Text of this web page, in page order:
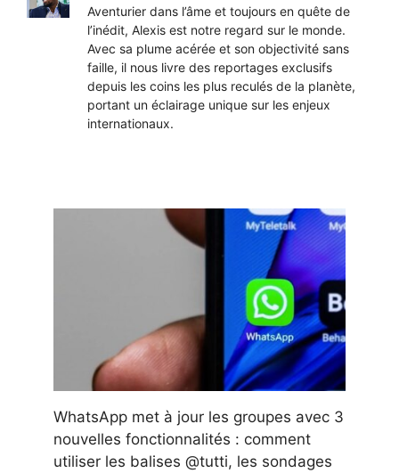
Aventurier dans l’âme et toujours en quête de
l’inédit, Alexis est notre regard sur le monde.
Avec sa plume acérée et son objectivité sans
faille, il nous livre des reportages exclusifs
depuis les coins les plus reculés de la planète,
portant un éclairage unique sur les enjeux
internationaux.
WhatsApp met à jour les groupes avec 3
nouvelles fonctionnalités : comment
utiliser les balises @tutti, les sondages